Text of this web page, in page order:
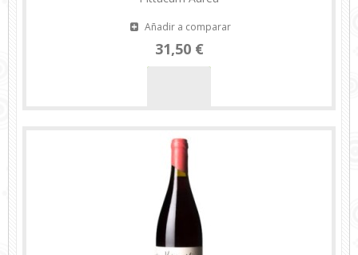
Añadir a comparar
31,50 €